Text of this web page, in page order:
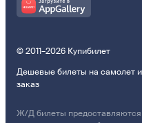
© 2011–2026 Купибилет
Дешевые билеты на самолет
заказ
Ж/Д билеты предоставляются